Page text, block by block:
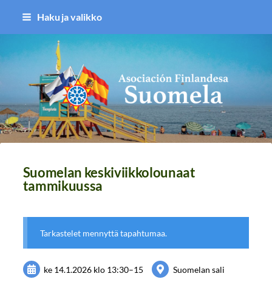
Siirry
sivun
sisältöön
Haku ja valikko
Asociación Finlandesa Suomela
Suomelan keskiviikkolounaat
tammikuussa
Tarkastelet mennyttä tapahtumaa.
ke 14.1.2026 klo 13:30–15
Suomelan sali